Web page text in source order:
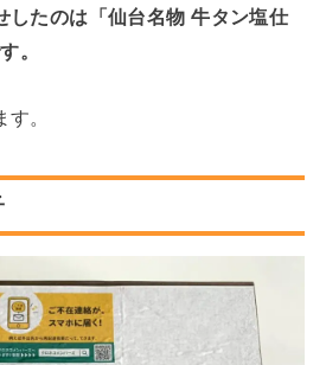
したのは「仙台名物 牛タン塩仕
。
。